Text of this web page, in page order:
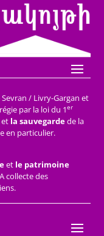
Sevran / Livry-Gargan et
par la loi du 1er
et la sauvegardede la
en particulier.
et le patrimoine
collecte des